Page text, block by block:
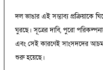
দল ভাঙার এই সম্ভাব্য প্রক্রিয়াকে
ঘুরছে। সূত্রের দাবি, পুরো
এবং সেই কারণেই সাংসদদের
শুরু হয়েছে।